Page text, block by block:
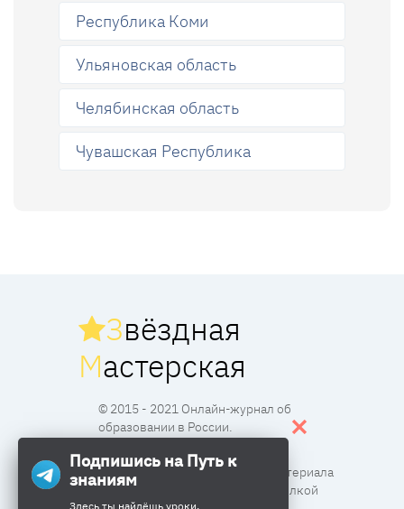
Республика Коми
Ульяновская область
Челябинская область
Чувашская Республика
Звёздная
Мастерская
© 2015 - 2021 Онлайн-журнал об
образовании в России.
Все права защищены. Перпечатка материала
разрешена с согласия редакции и ссылкой
Подпишись на Путь к
знаниям
Здесь ты найдёшь уроки,